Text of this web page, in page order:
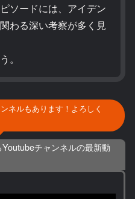
ソードには、アイデン
わる深い考察が多く見
。
ネルもあります！よろしく
チャンネルの最新動